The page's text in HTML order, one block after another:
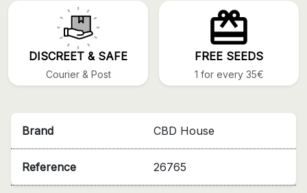
DISCREET & SAFE
Courier & Post
FREE SEEDS
1 for every 35€
Brand CBD House
Reference 26765